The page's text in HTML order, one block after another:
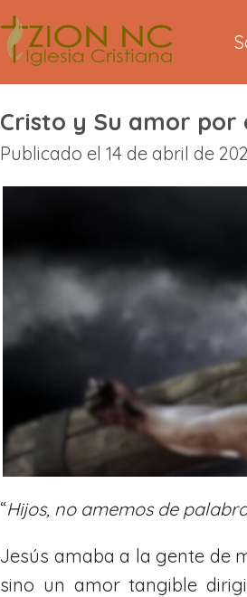
Cristo y Su amor por
Publicado el 14 de abril de
“Hijos, no amemos de
Jesús amaba a la gente de
sino un amor tangible